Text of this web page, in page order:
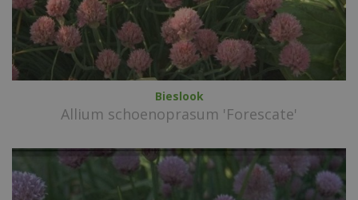
Bieslook
Allium schoenoprasum 'Forescate'